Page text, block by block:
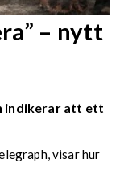
– nytt
indikerar att ett
visar hur